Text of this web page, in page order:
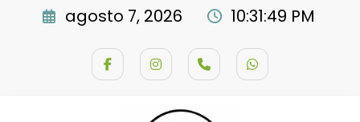
agosto 7, 2026 10:31:50 PM